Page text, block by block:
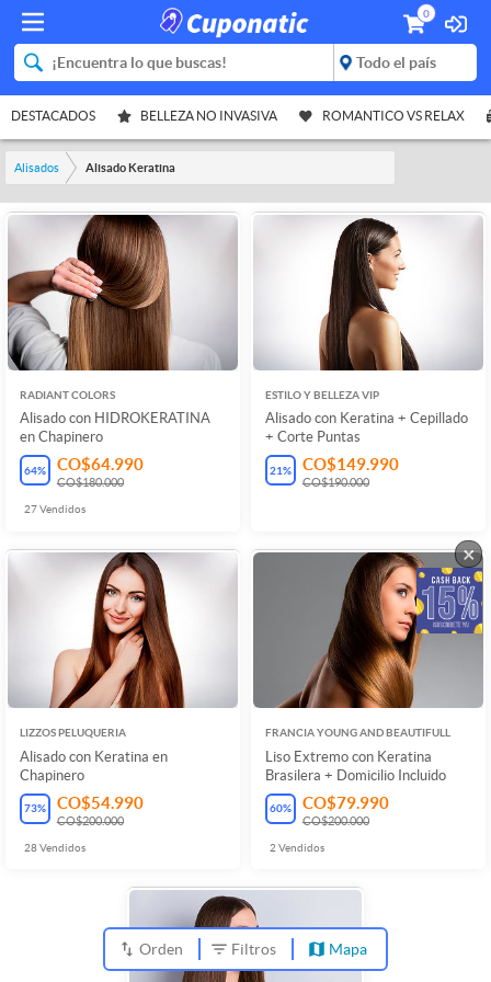
0
DESTACADOS BELLEZA NO INVASIVA ROMANTICO VS RELAX
Alisados Alisado Keratina
RADIANT COLORS
Alisado con HIDROKERATINA
en Chapinero
64% CO$64.990
CO$180.000
27Vendidos
ESTILO Y BELLEZA VIP
Alisado con Keratina + Cepillado
+ Corte Puntas
21% CO$149.990
CO$190.000
LIZZOS PELUQUERIA
Alisado con Keratina en
Chapinero
73% CO$54.990
CO$200.000
28Vendidos
FRANCIA YOUNG AND BEAUTIFULL
Liso Extremo con Keratina
Brasilera + Domicilio Incluido
60% CO$79.990
CO$200.000
2 Vendidos
Orden Filtros Mapa
×